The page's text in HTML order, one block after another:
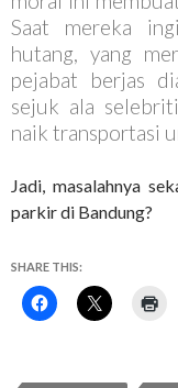
Saat mereka
hutang, yang
pejabat berjas
sejuk ala
naik transportasi
Jadi, masalahnya
parkir di Bandung?
SHARE THIS: